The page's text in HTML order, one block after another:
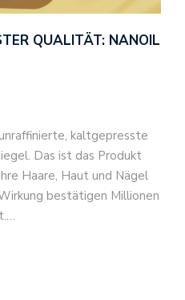
QUALITÄT: NANOIL
kaltgepresste
Das ist das Produkt
Haare, Haut und Nägel
bestätigen Millionen